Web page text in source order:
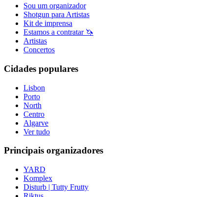
Sou um organizador
Shotgun para Artistas
Kit de imprensa
Estamos a contratar 🦄
Artistas
Concertos
Cidades populares
Lisbon
Porto
North
Centro
Algarve
Ver tudo
Principais organizadores
YARD
Komplex
Disturb | Tutty Frutty